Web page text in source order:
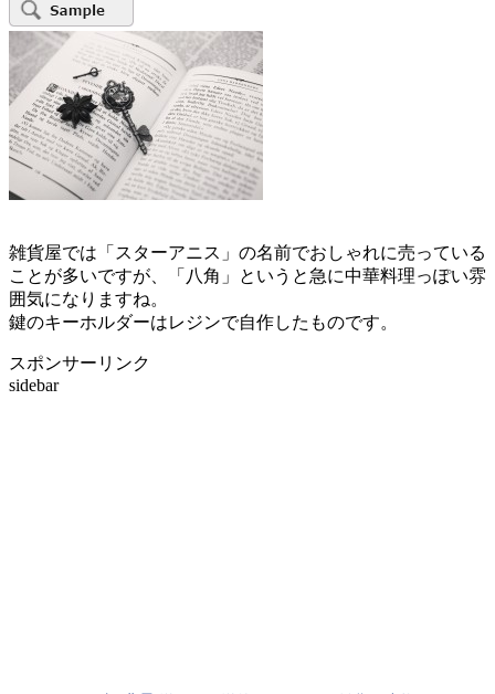
雑貨屋では「スターアニス」の名前でおしゃれに売っている
ことが多いですが、「八角」というと急に中華料理っぽい雰
囲気になりますね。
鍵のキーホルダーはレジンで自作したものです。
スポンサーリンク
sidebar